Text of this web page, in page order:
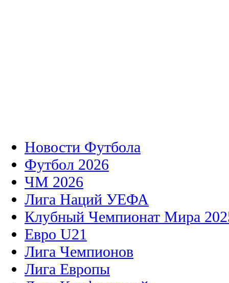
Новости Футбола
Футбол 2026
ЧМ 2026
Лига Наций УЕФА
Клубный Чемпионат Мира
Евро U21
Лига Чемпионов
Лига Европы